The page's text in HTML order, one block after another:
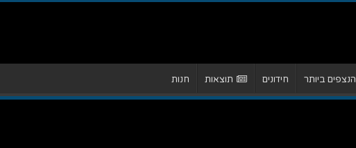
הנצפים ביותר חידונים תוצאות חנות